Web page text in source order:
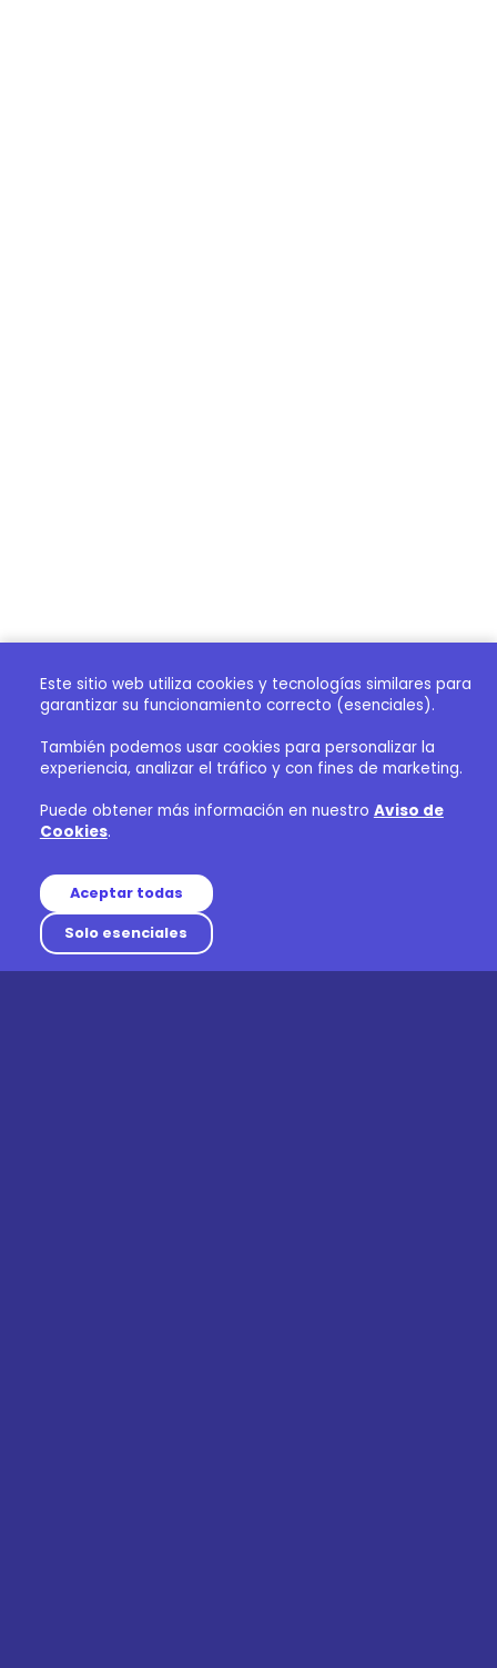
Este sitio web utiliza cookies y tecnologías similares para
garantizar su funcionamiento correcto (esenciales).
También podemos usar cookies para personalizar la
experiencia, analizar el tráfico y con fines de marketing.
Puede obtener más información en nuestro Aviso de
Cookies.
Aceptar todas
Solo esenciales